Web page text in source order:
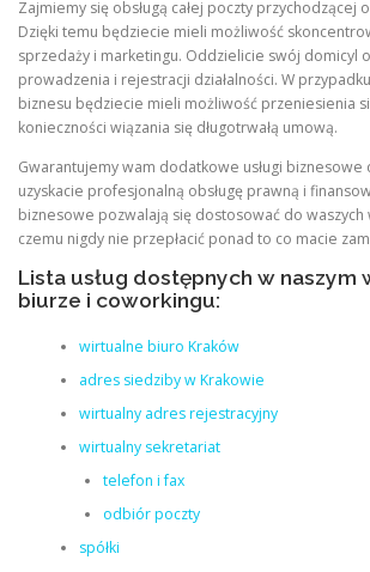
Zajmiemy się obsługą całej poczty przychodzącej
Dzięki temu będziecie mieli możliwość
sprzedaży i marketingu. Oddzielicie swój domicyl
prowadzenia i rejestracji działalności. W
biznesu będziecie mieli możliwość przeniesienia
konieczności wiązania się długotrwałą umową.
Gwarantujemy wam dodatkowe usługi biznesowe
uzyskacie profesjonalną obsługę prawną i
biznesowe pozwalają się dostosować do waszych
czemu nigdy nie przepłacić ponad to co macie
Lista usług dostępnych w naszym
biurze i coworkingu:
wirtualne biuro Kraków
adres siedziby w Krakowie
wirtualny adres rejestracyjny
wirtualny sekretariat
telefon i fax
odbiór poczty
spółki